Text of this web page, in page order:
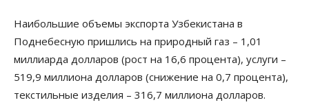
Наибольшие объемы экспорта Узбекистана в
Поднебесную пришлись на природный газ – 1,01
миллиарда долларов (рост на 16,6 процента), услуги –
519,9 миллиона долларов (снижение на 0,7 процента),
текстильные изделия – 316,7 миллиона долларов.